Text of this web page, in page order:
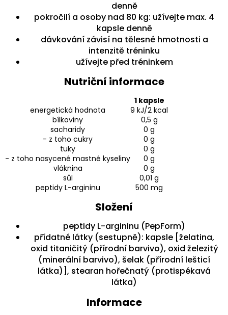
denně
pokročilí a osoby nad 80 kg: užívejte max. 4
kapsle denně
dávkování závisí na tělesné hmotnosti a
intenzitě tréninku
užívejte před tréninkem
Nutriční informace
1 kapsle
energetická hodnota
9 kJ/2 kcal
bílkoviny
0,5 g
sacharidy
0 g
- z toho cukry
0 g
tuky
0 g
- z toho nasycené mastné kyseliny
0 g
vláknina
0 g
sůl
0,01 g
peptidy L-argininu
500 mg
Složení
peptidy L-argininu (PepForm)
přídatné látky (sestupně): kapsle [želatina,
oxid titaničitý (přírodní barvivo), oxid železitý
(minerální barvivo), šelak (přírodní lešticí
látka)], stearan hořečnatý (protispékavá
látka)
Informace